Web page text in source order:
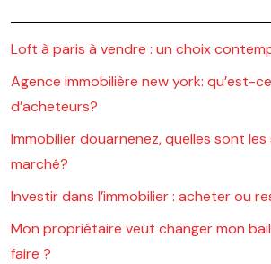
Loft à paris à vendre : un choix
Agence immobilière new york: qu’est-
d’acheteurs?
Immobilier douarnenez, quelles sont
marché?
Investir dans l’immobilier : acheter ou
Mon propriétaire veut changer mon
faire ?